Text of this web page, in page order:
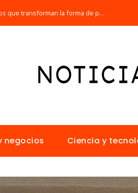
Los 10 animales con sentidos que transforman la forma de percibir el mundo
negocios Ciencia y